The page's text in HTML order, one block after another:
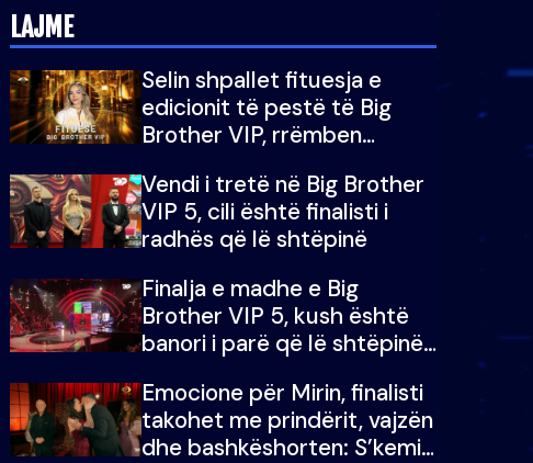
LAJME
Selin shpallet fituesja e
edicionit të pestë të Big
Brother VIP, rrëmben
mijë eurosh
Vendi i tretë në Big Brother
VIP 5, cili është finalisti i
radhës që lë shtëpinë
Finalja e madhe e Big
Brother VIP 5, kush është
banori i parë që lë shtëpinë
fituar çmimin e madh
Emocione për Mirin, finalisti
takohet me prindërit, vajzën
dhe bashkëshorten: S’kemi